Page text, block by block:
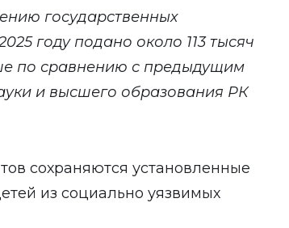
государственных
году подано около 113 тысяч
по сравнению с предыдущим
и высшего образования РК
сохраняются установленные
из социально уязвимых